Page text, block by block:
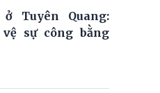
Tuyên Quang:
sự công bằng